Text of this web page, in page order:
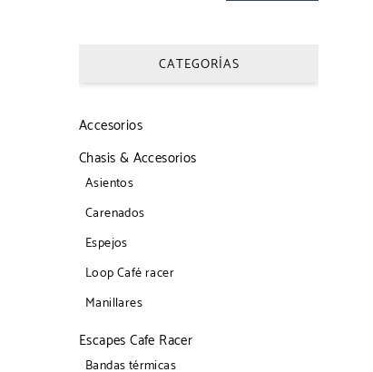
CATEGORÍAS
Accesorios
Chasis & Accesorios
Asientos
Carenados
Espejos
Loop Café racer
Manillares
Escapes Cafe Racer
Bandas térmicas